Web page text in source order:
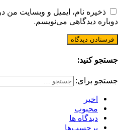
ذخیره نام، ایمیل و وبسایت من
دوباره دیدگاهی می‌نویسم.
جستجو کنید:
جستجو برای:
اخیر
محبوب
دیدگاه ها
برچسب‌ها